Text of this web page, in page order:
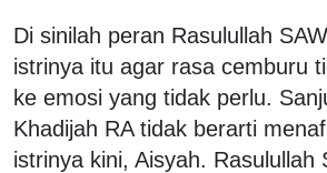
Di sinilah peran Rasulullah
istrinya itu agar rasa cemburu
ke emosi yang tidak perlu.
Khadijah RA tidak berarti
istrinya kini, Aisyah. Rasulullah